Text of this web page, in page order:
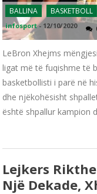
BALLINA BASKETBOLL
infosport - 12/10/2020
LeBron Xhejms
ligat më të fuqishme të
basketbollisti i parë në
dhe njëkohësisht
është shpallur kampion
Lejkers
Një Dekade,